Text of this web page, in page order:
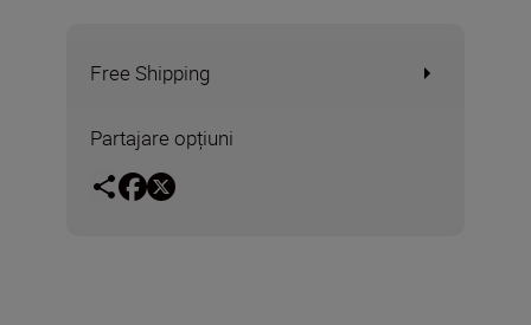
Free Shipping
Partajare opțiuni